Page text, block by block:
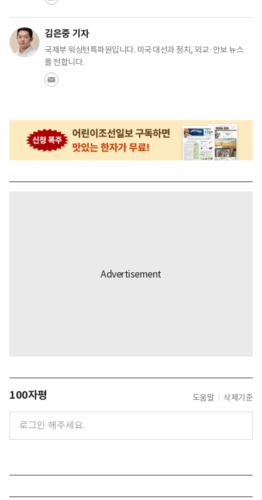
김은중 기자
국제부 워싱턴특파원입니다. 미국 대선과 정치, 외교·안보 뉴스
를 전합니다.
100자평 도움말 삭제기준